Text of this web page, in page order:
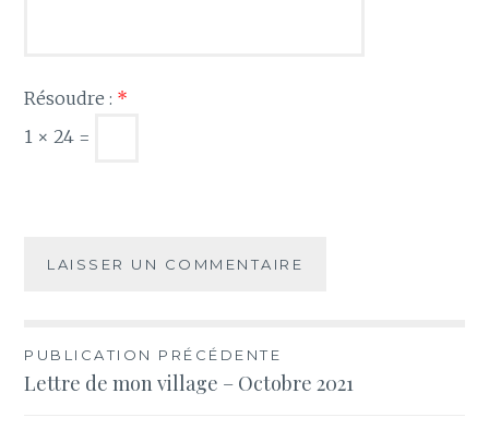
Résoudre : *
1 × 24 =
Navigation
de
PUBLICATION PRÉCÉDENTE
Lettre de mon village – Octobre 2021